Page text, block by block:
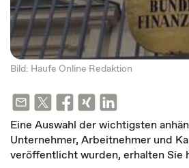
Bild: Haufe Online Redaktion
Eine Auswahl der wichtigsten
Unternehmer, Arbeitnehmer und
veröffentlicht wurden, erhalten Sie